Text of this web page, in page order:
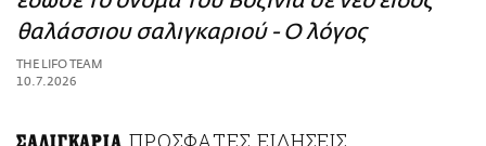
ΑΜΠΑ
PRINT
θαλάσσιου σαλιγκαριού - Ο λόγος
THE LIFO TEAM
10.7.2026
ΠΡΟΣΦΑΤΕΣ ΕΙΔΗΣΕΙΣ